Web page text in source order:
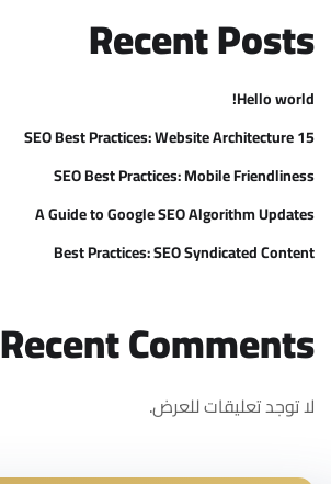
Recent Posts
Hello world!
15 SEO Best Practices: Website Architecture
SEO Best Practices: Mobile Friendliness
A Guide to Google SEO Algorithm Updates
Best Practices: SEO Syndicated Content
Recent Comments
لا توجد تعليقات للعرض.